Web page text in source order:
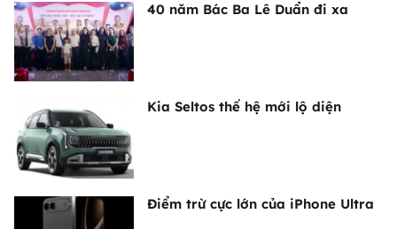
40 năm Bác Ba Lê Duẩn đi xa
Kia Seltos thế hệ mới lộ diện
Điểm trừ cực lớn của iPhone Ultra